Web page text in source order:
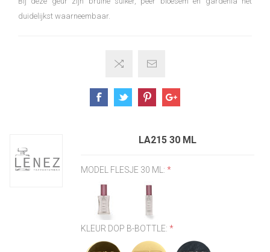
duidelijkst waarneembaar.
LA215 30 ML
MODEL FLESJE 30 ML:*
KLEUR DOP B-BOTTLE:*